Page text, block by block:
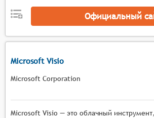
предоставлять информацию
Официальный
Microsoft Visio
Microsoft Corporation
Microsoft Visio — это облачный